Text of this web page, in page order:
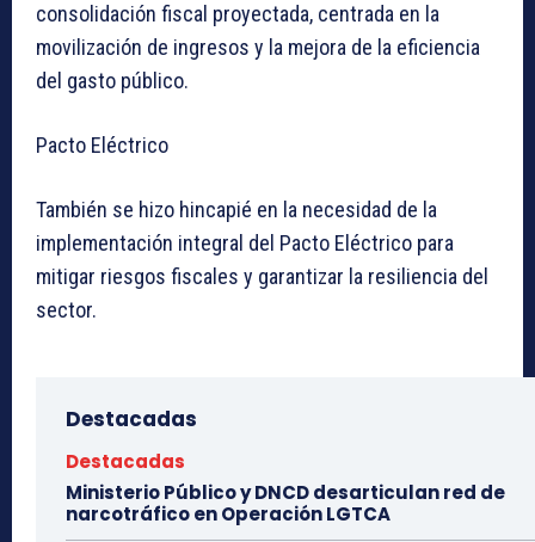
consolidación fiscal proyectada, centrada en la
movilización de ingresos y la mejora de la eficiencia
del gasto público.
Pacto Eléctrico
También se hizo hincapié en la necesidad de la
implementación integral del Pacto Eléctrico para
mitigar riesgos fiscales y garantizar la resiliencia del
sector.
Destacadas
Destacadas
Ministerio Público y DNCD desarticulan red de
narcotráfico en Operación LGTCA